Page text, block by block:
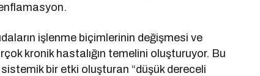
işlenme biçimlerinin değişmesi ve
kronik hastalığın temelini oluşturuyor. Bu
bir etki oluşturan “düşük dereceli